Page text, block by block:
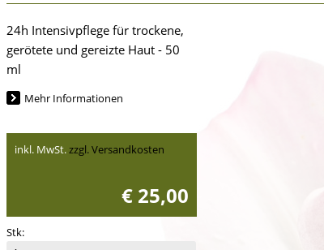
24h Intensivpflege für trockene,
gerötete und gereizte Haut - 50
ml
Mehr Informationen
inkl. MwSt.zzgl. Versandkosten
€ 25,00
Stk: